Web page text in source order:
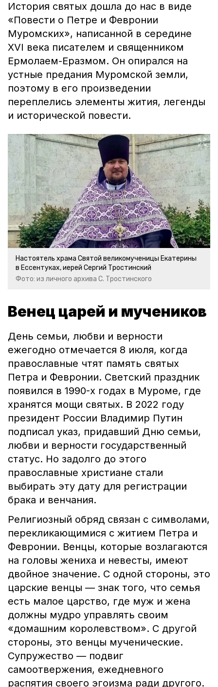
История святых дошла до нас в виде
«Повести о Петре и Февронии
Муромских», написанной в середине
XVI века писателем и священником
Ермолаем-Еразмом. Он опирался на
устные предания Муромской земли,
поэтому в его произведении
переплелись элементы жития, легенды
и исторической повести.
Настоятель храма Святой великомученицы Екатерины
в Ессентуках, иерей Сергий Тростинский
Фото: из личного архива С. Тростинского
Венец царей и мучеников
День семьи, любви и верности
ежегодно отмечается 8 июля, когда
православные чтят память святых
Петра и Февронии. Светский праздник
появился в 1990-х годах в Муроме, где
хранятся мощи святых. В 2022 году
президент России Владимир Путин
подписал указ, придавший Дню семьи,
любви и верности государственный
статус. Но задолго до этого
православные христиане стали
выбирать эту дату для регистрации
брака и венчания.
Религиозный обряд связан с символами,
перекликающимися с житием Петра и
Февронии. Венцы, которые возлагаются
на головы жениха и невесты, имеют
двойное значение. С одной стороны, это
царские венцы — знак того, что семья
есть малое царство, где муж и жена
должны мудро управлять своим
«домашним королевством». С другой
стороны, это венцы мученические.
Супружество — подвиг
самоотвержения, ежедневного
распятия своего эгоизма ради другого.